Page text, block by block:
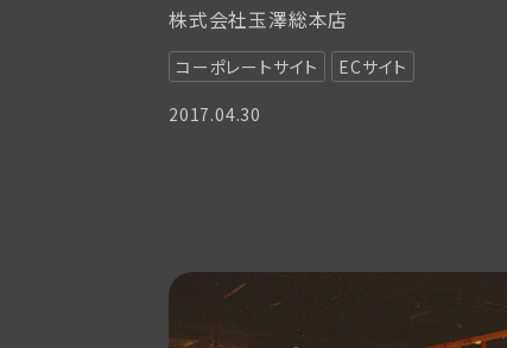
株式会社玉澤総本店
コーポレートサイト
ECサイト
2017.04.30